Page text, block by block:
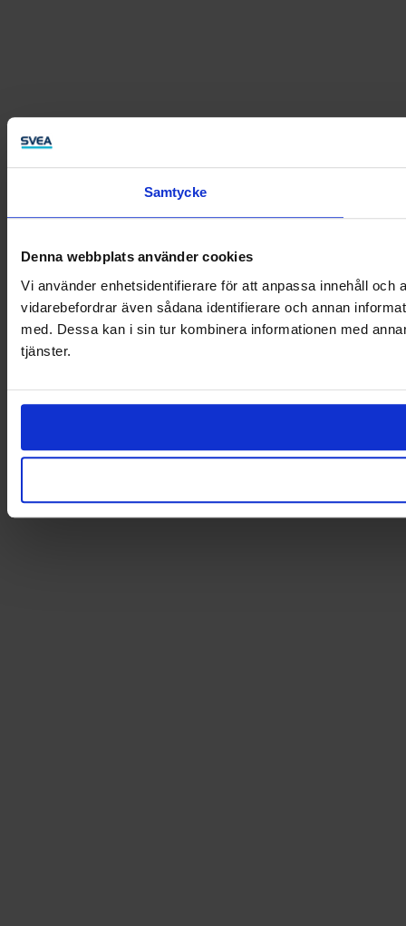
Samtycke
Denna webbplats använder cookies
Vi använder enhetsidentifierare för att anpassa innehåll
vidarebefordrar även sådana identifierare och annan
med. Dessa kan i sin tur kombinera informationen med
tjänster.